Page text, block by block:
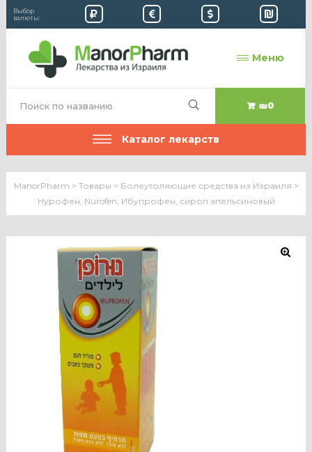
Выбор
валюты:
Меню
₪0
Каталог лекарств
ManorPharm > Товары > Болеутоляющие средства из Израиля >
Нурофен, Nurofen, Ибупрофен, сироп апельсиновый